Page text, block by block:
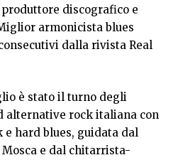
discografico e
armonicista blues
dalla rivista Real
è stato il turno degli
alternative rock italiana con
hard blues, guidata dal
e dal chitarrista-